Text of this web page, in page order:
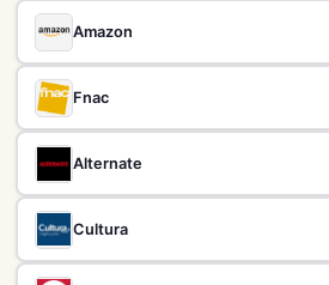
Amazon
Fnac
Alternate
Cultura